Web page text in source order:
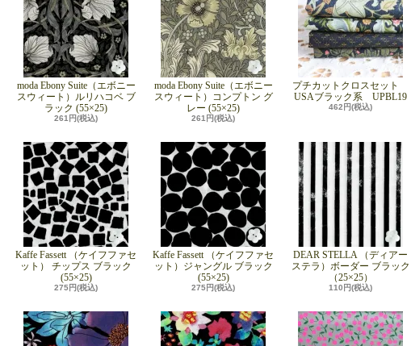
moda Ebony Suite（エボニー
スウィート）ルリハコベ ブ
ラック (55×25)
261円(税込)
moda Ebony Suite（エボニー
スウィート）コンプトン グ
レー (55×25)
261円(税込)
プチカットクロスセット
USAブラック系 UPBL19
462円(税込)
Kaffe Fassett （ケイフファセ
ット） チップス ブラック
(55×25)
275円(税込)
Kaffe Fassett （ケイフファセ
ット）ジャングル ブラック
(55×25)
275円(税込)
DEAR STELLA （ディアー
ステラ）ボーダー ブラック
（25×25）
110円(税込)